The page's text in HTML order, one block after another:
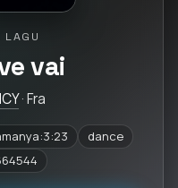
LAGU
vai
· Fra
dance